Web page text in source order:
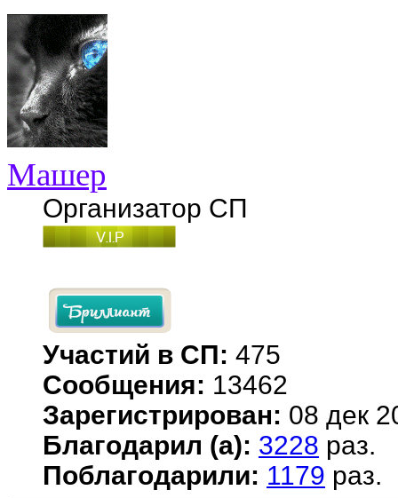
Машер
Организатор СП
Участий в СП: 475
Сообщения: 13462
Зарегистрирован: 08 дек
Благодарил (а): 3228 раз.
Поблагодарили: 1179 раз.